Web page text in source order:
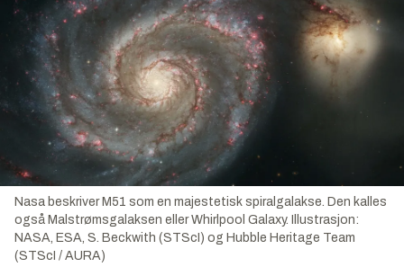
Nasa beskriver M51 som en majestetisk spiralgalakse. Den kalles
også Malstrømsgalaksen eller Whirlpool Galaxy.
Illustrasjon:
NASA, ESA, S. Beckwith (STScI) og Hubble Heritage Team
(STScI / AURA)